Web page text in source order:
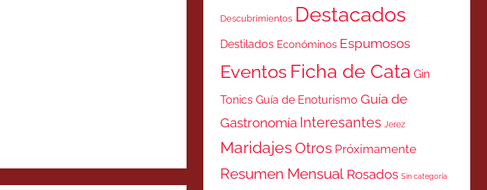
Descubrimientos Destacados
Destilados Económinos Espumosos
Eventos Ficha de Cata Gin
Tonics Guía de Enoturismo Guía de
Gastronomía Interesantes Jerez
MaridajesOtros Próximamente
Resumen Mensual Rosados Sin categoría